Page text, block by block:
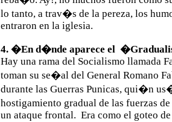
lo tanto, a trav�s de la pereza, los
entraron en la iglesia.
4. �En d�nde aparece el
Hay una rama del Socialismo llamada
toman su se�al del General Romano
durante las Guerras Punicas, qui�n
hostigamiento gradual de las fuerzas
un ataque frontal. Era como el goteo